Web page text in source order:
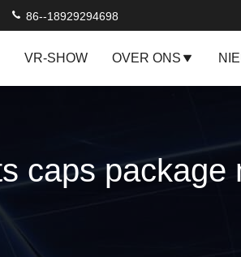
86--18929294698
VR-SHOW OVER ONS